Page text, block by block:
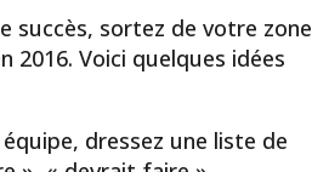
succès, sortez de votre zone
Voici quelques idées
équipe, dressez une liste de